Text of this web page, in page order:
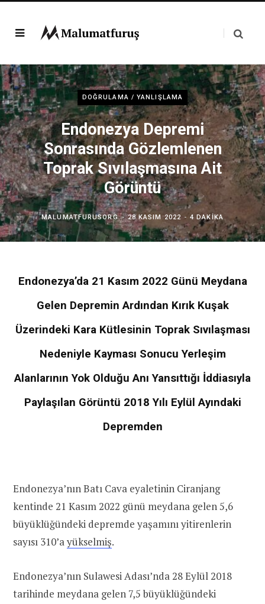
DOĞRULAMA / YANLIŞLAMA
Endonezya Depremi
Sonrasında Gözlemlenen
Toprak Sıvılaşmasına Ait
Görüntü
MALUMATFURUSORG 28 KASIM 2022 4 DAKIKA
Endonezya’da 21 Kasım 2022 Günü Meydana
Gelen Depremin Ardından Kırık Kuşak
Üzerindeki Kara Kütlesinin Toprak Sıvılaşması
Nedeniyle Kayması Sonucu Yerleşim
Alanlarının Yok Olduğu Anı Yansıttığı İddiasıyla
Paylaşılan Görüntü 2018 Yılı Eylül Ayındaki
Depremden
Endonezya’nın Batı Cava eyaletinin Ciranjang
kentinde 21 Kasım 2022 günü meydana gelen 5,6
büyüklüğündeki depremde yaşamını yitirenlerin
sayısı 310’ayükselmiş.
Endonezya’nın Sulawesi Adası’nda 28 Eylül 2018
tarihinde meydana gelen 7,5 büyüklüğündeki